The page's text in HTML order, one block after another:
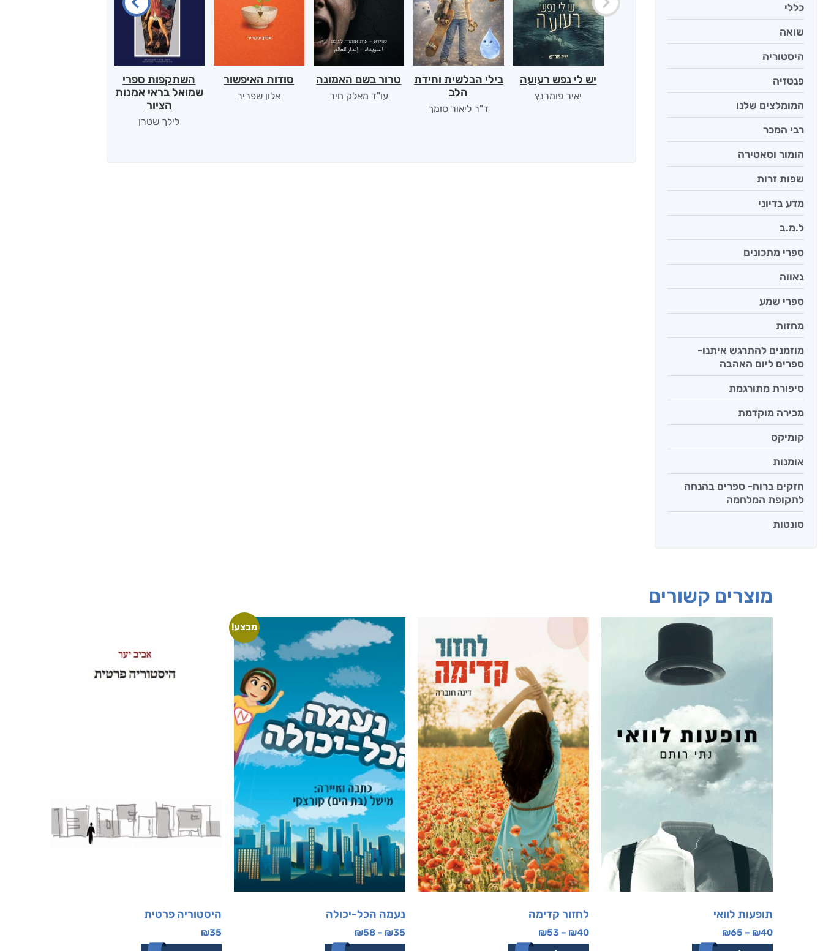
כללי
שואה
היסטוריה
פנטזיה
המומלצים שלנו
רבי המכר
הומור וסאטירה
שפות זרות
מדע בדיוני
ל.מ.ב
ספרי מתכונים
גאווה
ספרי שמע
מחזות
מוזמנים להתרגש איתנו-
ספרים ליום האהבה
סיפורת מתורגמת
מכירה מוקדמת
קומיקס
אומנות
חזקים ברוח- ספרים בהנחה
לתקופת המלחמה
סונטות
יש לי נפש רעועה
יאיר פומרנץ
בילי הבלשית וחידת
הלב
ד"ר ליאור סומך
טרור בשם האמונה
עו"ד מאלק חיר
סודות האיפשור
אלון שפריר
השתקפות ספרי
שמואל בראי אמנות
הציור
לילך שטרן
מוצרים קשורים
תופעות לוואי
₪40
–
₪65
לחזור קדימה
₪40
–
₪53
מבצע!
נעמה הכל-יכולה
₪35
–
₪58
היסטוריה פרטית
₪35